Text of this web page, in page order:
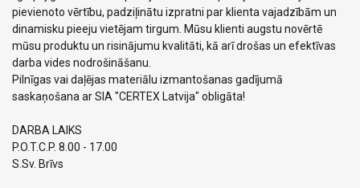
pievienoto vērtību, padziļinātu izpratni par klienta vajadzībām un
dinamisku pieeju vietējam tirgum. Mūsu klienti augstu novērtē
mūsu produktu un risinājumu kvalitāti, kā arī drošas un efektīvas
darba vides nodrošināšanu.
Pilnīgas vai daļējas materiālu izmantošanas gadījumā
saskaņošana ar SIA "CERTEX Latvija" obligāta!
DARBA LAIKS
P.O.T.C.P. 8.00 - 17.00
S.Sv. Brīvs